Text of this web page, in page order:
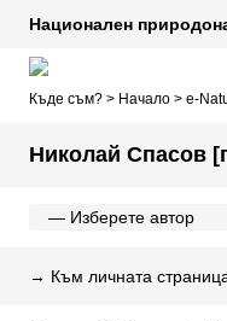
Национален
Къде съм? > Начало > e-
Николай Спасов
→ Към личната